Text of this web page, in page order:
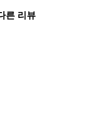
른 리뷰